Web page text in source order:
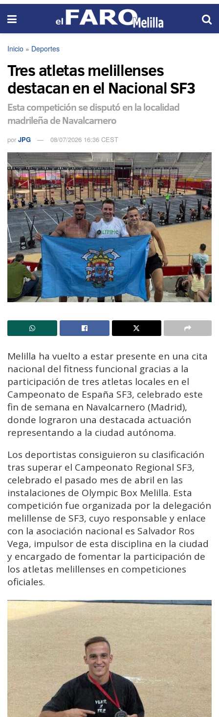
Inicio » Deportes
Tres atletas melillenses
destacan en el Nacional SF3
Esta competición se disputó en la localidad
madrileña de Navalcarnero
por JPG 08/07/2026 16:36 CEST
Melilla ha vuelto a estar presente en una cita
nacional del fitness funcional gracias a la
participación de tres atletas locales en el
Campeonato de España SF3, celebrado este
fin de semana en Navalcarnero (Madrid),
donde lograron una destacada actuación
representando a la ciudad autónoma.
Los deportistas consiguieron su clasificación
tras superar el Campeonato Regional SF3,
celebrado el pasado mes de abril en las
instalaciones de Olympic Box Melilla. Esta
competición fue organizada por la delegación
melillense de SF3, cuyo responsable y enlace
con la asociación nacional es Salvador Ros
Vega, impulsor de esta disciplina en la ciudad
y encargado de fomentar la participación de
los atletas melillenses en competiciones
oficiales.